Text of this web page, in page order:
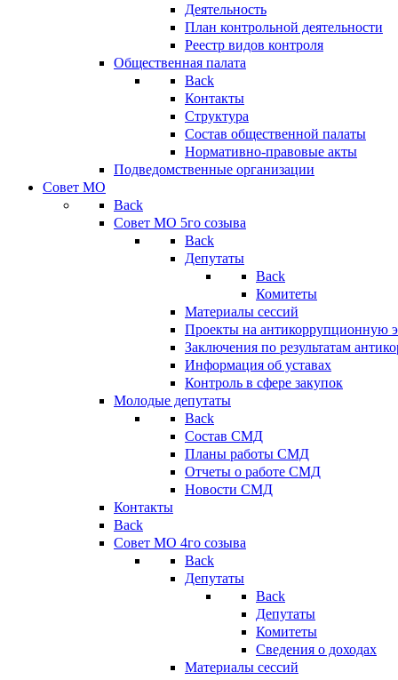
Деятельность
План контрольной деятельности
Реестр видов контроля
Общественная палата
Back
Контакты
Структура
Состав общественной палаты
Нормативно-правовые акты
Подведомственные организации
Совет МО
Back
Совет МО 5го созыва
Back
Депутаты
Back
Комитеты
Материалы сессий
Проекты на антикоррупционную
Заключения по результатам
Информация об уставах
Контроль в сфере закупок
Молодые депутаты
Back
Состав СМД
Планы работы СМД
Отчеты о работе СМД
Новости СМД
Контакты
Back
Совет МО 4го созыва
Back
Депутаты
Back
Депутаты
Комитеты
Сведения о доходах
Материалы сессий